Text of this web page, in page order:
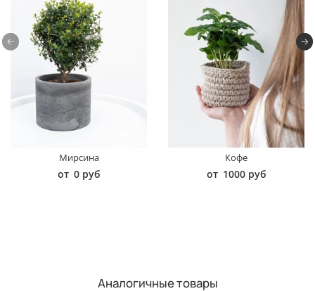
Мирсина
от 0 руб
Кофе
от 1000 руб
Аналогичные товары